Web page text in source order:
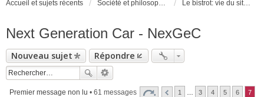
Accueil et sujets récents Société et philosophie. Sciences et technologies. Santé et prévention. Le bistrot: vie du site, loisirs et détente, humour et convivialité et Petites Annonces
Next Generation Car - NexGeC
Nouveau sujet Répondre
Premier message non lu • 61 messages 1 3 4 5 6 7